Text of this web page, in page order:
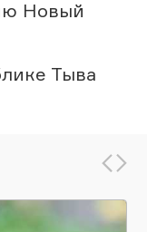
Новый
Тыва